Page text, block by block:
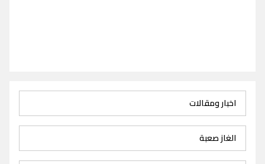
اخبار ومقالات
الغاز صعبة